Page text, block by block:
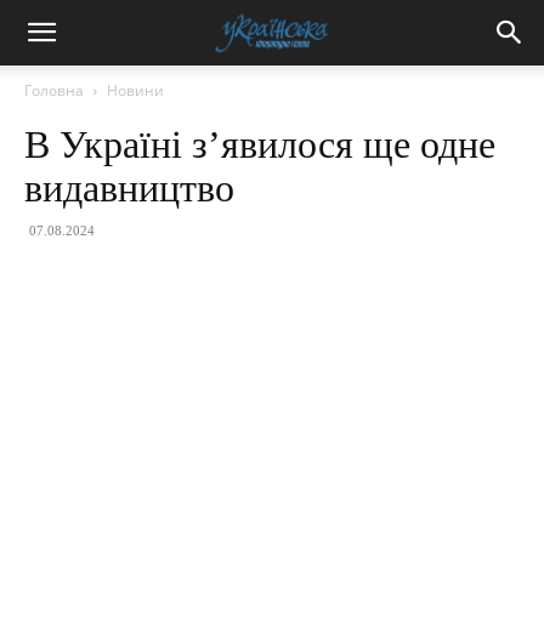
Головна Новини
В Україні з’явилося ще одне
видавництво
07.08.2024